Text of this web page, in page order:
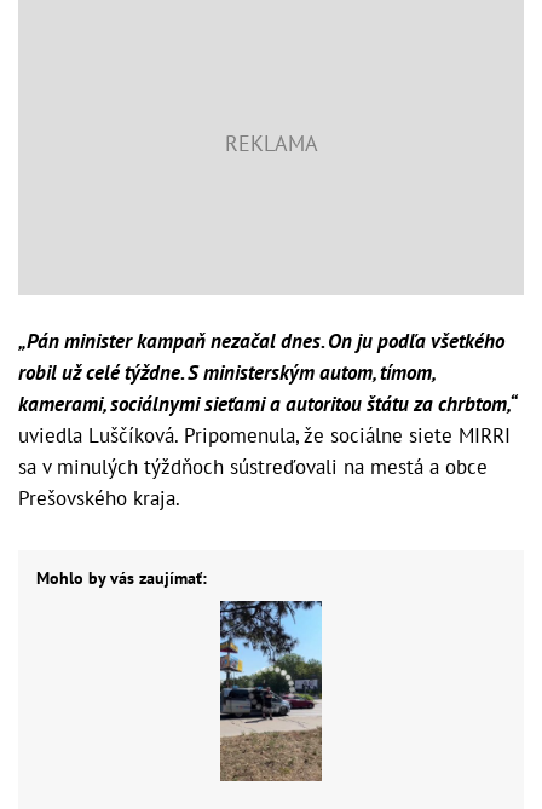
„Pán minister kampaň nezačal dnes. On ju podľa všetkého
robil už celé týždne. S ministerským autom, tímom,
kamerami, sociálnymi sieťami a autoritou štátu za chrbtom,“
uviedla Luščíková. Pripomenula, že sociálne siete MIRRI
sa v minulých týždňoch sústreďovali na mestá a obce
Prešovského kraja.
Mohlo by vás zaujímať: